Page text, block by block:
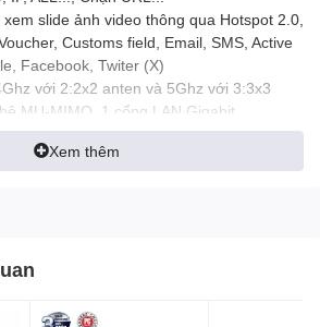
slide ảnh video thông qua Hotspot 2.0,
Customs field, Email, SMS, Active
Facebook, Twiter (X)
với 2:2x2 anten và 5Ghz với 3:3x3
MU-MIMO, 1 cổng LAN Gigabit
các phần mềm thứ 3 phát triển kết nối vào
Cloud hoặc Manager
Xem thêm